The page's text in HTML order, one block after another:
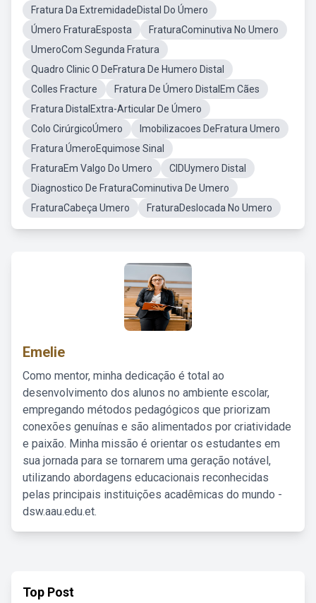
Fratura Da ExtremidadeDistal Do Úmero
Úmero FraturaEsposta
FraturaCominutiva No Umero
UmeroCom Segunda Fratura
Quadro Clinic O DeFratura De Humero Distal
Colles Fracture
Fratura De Úmero DistalEm Cães
Fratura DistalExtra-Articular De Úmero
Colo CirúrgicoÚmero
Imobilizacoes DeFratura Umero
Fratura ÚmeroEquimose Sinal
FraturaEm Valgo Do Umero
CIDUymero Distal
Diagnostico De FraturaCominutiva De Umero
FraturaCabeça Umero
FraturaDeslocada No Umero
Emelie
Como mentor, minha dedicação é total ao
desenvolvimento dos alunos no ambiente escolar,
empregando métodos pedagógicos que priorizam
conexões genuínas e são alimentados por criatividade
e paixão. Minha missão é orientar os estudantes em
sua jornada para se tornarem uma geração notável,
utilizando abordagens educacionais reconhecidas
pelas principais instituições acadêmicas do mundo -
dsw.aau.edu.et.
Top Post